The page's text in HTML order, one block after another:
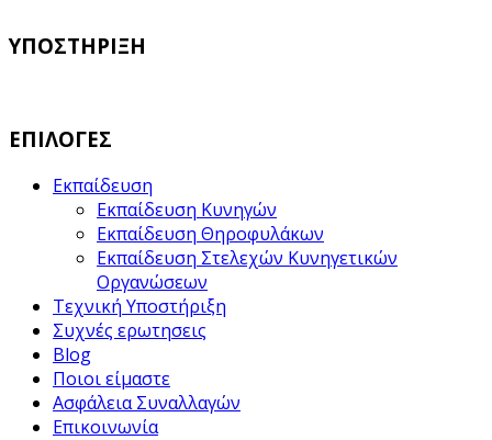
ΥΠΟΣΤΗΡΙΞΗ
ΕΠΙΛΟΓΕΣ
Εκπαίδευση
Εκπαίδευση Κυνηγών
Εκπαίδευση Θηροφυλάκων
Εκπαίδευση Στελεχών Κυνηγετικών
Οργανώσεων
Τεχνική Υποστήριξη
Συχνές ερωτησεις
Blog
Ποιοι είμαστε
Ασφάλεια Συναλλαγών
Επικοινωνία